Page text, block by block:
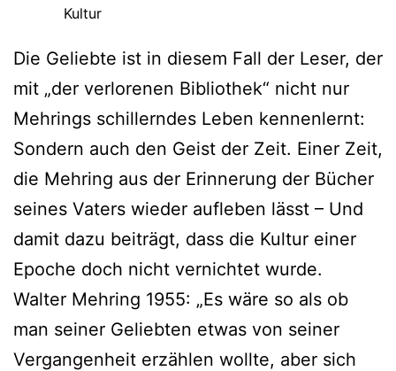
Kultur
Die Geliebte ist in diesem Fall der Leser, der
mit „der verlorenen Bibliothek“ nicht nur
Mehrings schillerndes Leben kennenlernt:
Sondern auch den Geist der Zeit. Einer Zeit,
die Mehring aus der Erinnerung der Bücher
seines Vaters wieder aufleben lässt – Und
damit dazu beiträgt, dass die Kultur einer
Epoche doch nicht vernichtet wurde.
Walter Mehring 1955: „Es wäre so als ob
man seiner Geliebten etwas von seiner
Vergangenheit erzählen wollte, aber sich